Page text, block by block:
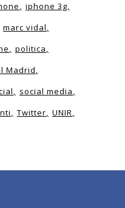
iphone 3g
marc vidal
politica
Madrid
social media
Twitter
UNIR